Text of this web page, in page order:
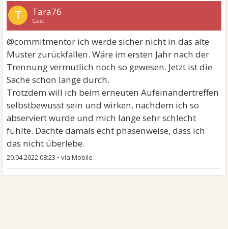
T Tara76
Gast
@commitmentor ich werde sicher nicht in das alte
Muster zurückfallen. Wäre im ersten Jahr nach der
Trennung vermutlich noch so gewesen. Jetzt ist die
Sache schon lange durch.
Trotzdem will ich beim erneuten Aufeinandertreffen
selbstbewusst sein und wirken, nachdem ich so
abserviert wurde und mich lange sehr schlecht
fühlte. Dachte damals echt phasenweise, dass ich
das nicht überlebe.
20.04.2022 08:23 •